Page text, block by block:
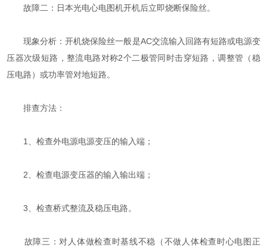
故障二：日本光电心电图机开机后立即烧断保险丝。
现象分析：开机烧保险丝一般是AC交流输入回路有短路或电源变
压器次级短路，整流电路对称2个二极管同时击穿短路，调整管（稳
压电路）或功率管对地短路。
排查方法：
1、检查外电源电源变压的输入端；
2、检查电源变压器的输入输出端；
3、检查桥式整流及稳压电路。
故障三：对人体做检查时基线不稳（不做人体检查时心电图正